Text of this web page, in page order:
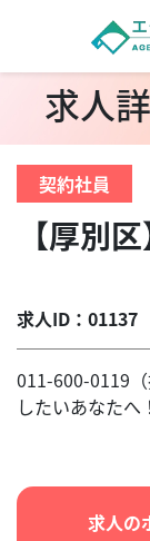
求人
契約社員
【厚別
求人ID：01137
011-600-0119
したいあなた
求人の